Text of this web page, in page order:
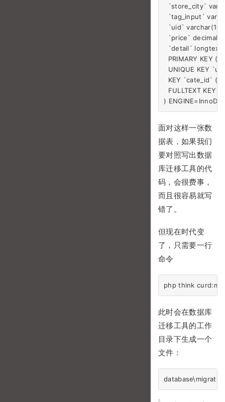
`store_city`
`tag_input`
`uid`
`price`
`detail`
PRIMARY KEY
UNIQUE KEY
KEY `cate_id`
FULLTEXT KEY
面对这样一张数
据表，如果我们
要对照写出数据
库迁移工具的代
码，会很费事，
而且很容易就写
错了。
但现在时代变
了，只需要一行
命令
此时会在数据库
迁移工具的工作
目录下生成一个
文件：